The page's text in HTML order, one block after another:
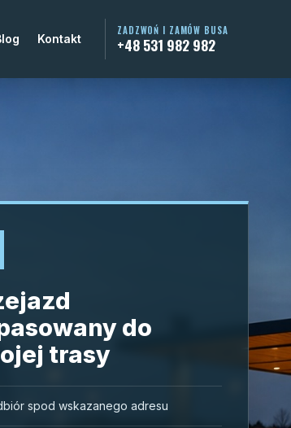
Kontakt
ZADZWOŃ I ZAMÓW BUSA
+48 531 982 982
do
trasy
spod wskazanego adresu